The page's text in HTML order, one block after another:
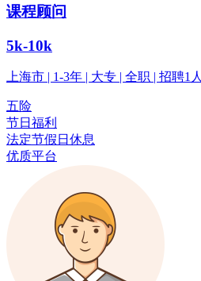
课程顾问
5k-10k
上海市 | 1-3年 | 大专 | 全职 | 招聘1人
五险
节日福利
法定节假日休息
优质平台